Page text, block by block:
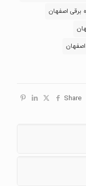
برقی اصفهان
اصفهان
Share